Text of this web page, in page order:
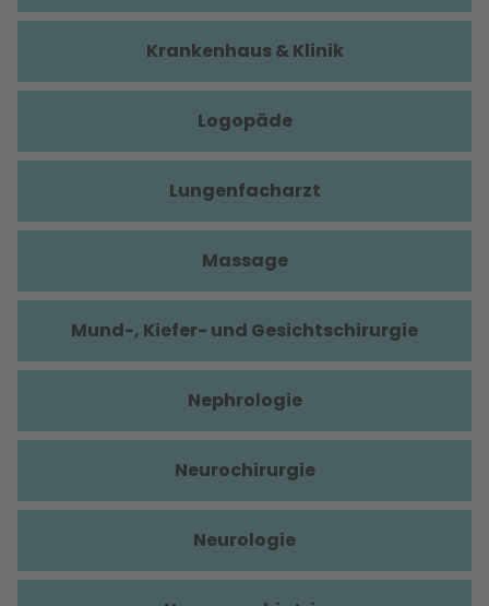
Krankenhaus & Klinik
Logopäde
Lungenfacharzt
Massage
Mund-, Kiefer- und Gesichtschirurgie
Nephrologie
Neurochirurgie
Neurologie